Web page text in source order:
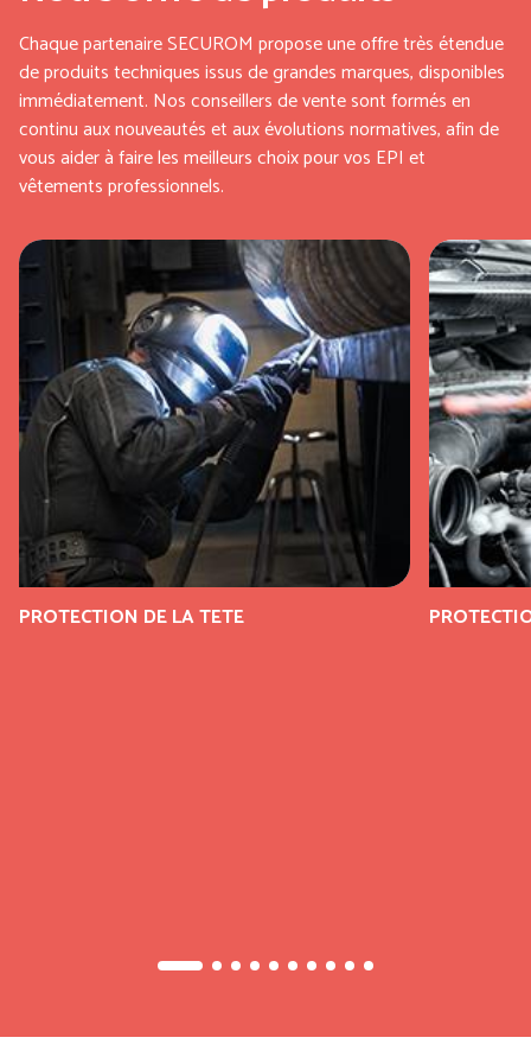
PANTHER (ABOUTBLU) PETZL DISTRIBUTION
Voir toutes nos marques
Chaque partenaire SECUROM propose une offre très étendue
de produits techniques issus de grandes marques, disponibles
immédiatement. Nos conseillers de vente sont formés en
continu aux nouveautés et aux évolutions normatives, afin de
vous aider à faire les meilleurs choix pour vos EPI et
vêtements professionnels.
PROTECTION DE LA TETE